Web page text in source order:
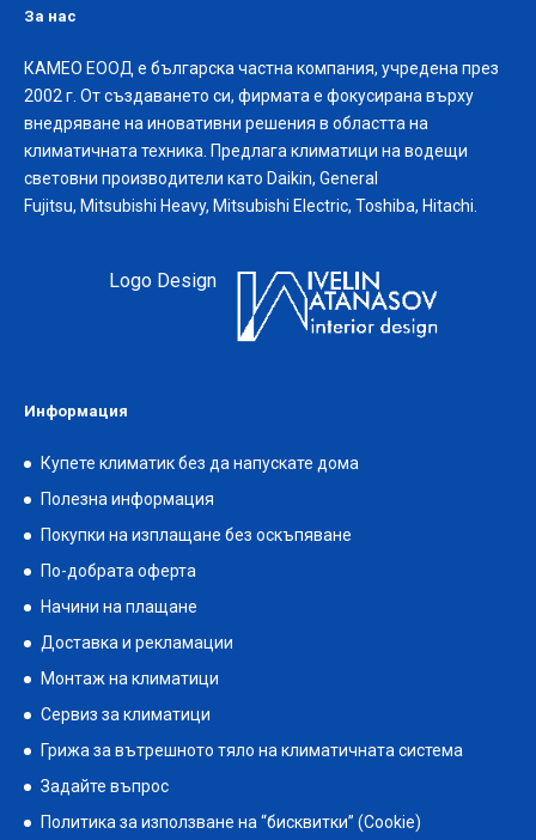
За нас
КАМЕО ЕООД е българска частна компания, учредена през
2002 г. От създаването си, фирмата е фокусирана върху
внедряване на иновативни решения в областта на
климатичната техника. Предлага климатици на водещи
световни производители като Daikin, General
Fujitsu, Mitsubishi Heavy, Mitsubishi Electric, Toshiba, Hitachi.
Logo Design
Информация
Купете климатик без да напускате дома
Полезна информация
Покупки на изплащане без оскъпяване
По-добрата оферта
Начини на плащане
Доставка и рекламации
Монтаж на климатици
Сервиз за климатици
Грижа за вътрешното тяло на климатичната система
Задайте въпрос
Политика за използване на “бисквитки” (Cookie)